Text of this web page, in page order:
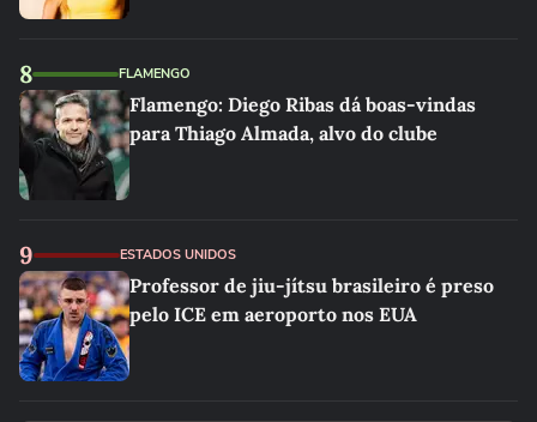
8 FLAMENGO
Flamengo: Diego Ribas dá boas-vindas
para Thiago Almada, alvo do clube
9 ESTADOS UNIDOS
Professor de jiu-jítsu brasileiro é preso
pelo ICE em aeroporto nos EUA